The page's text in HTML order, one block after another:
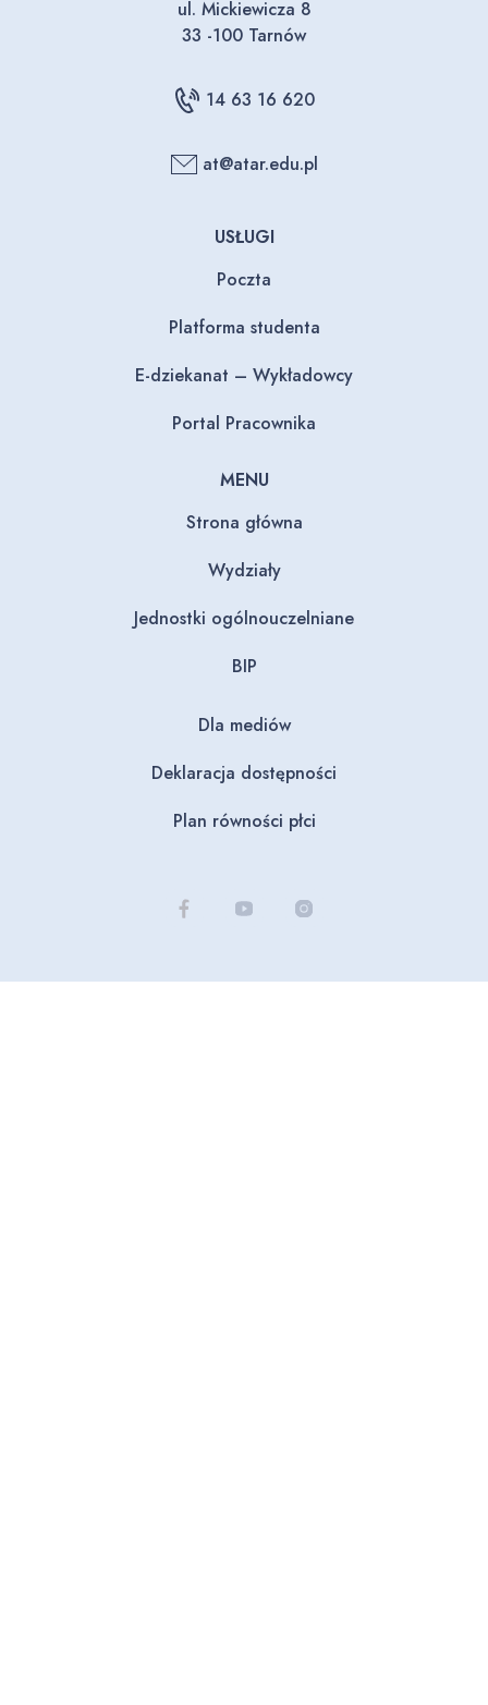
ul. Mickiewicza 8
33 -100 Tarnów
14 63 16 620
at@atar.edu.pl
USŁUGI
Poczta
Platforma studenta
E-dziekanat – Wykładowcy
Portal Pracownika
MENU
Strona główna
Wydziały
Jednostki ogólnouczelniane
BIP
Dla mediów
Deklaracja dostępności
Plan równości płci